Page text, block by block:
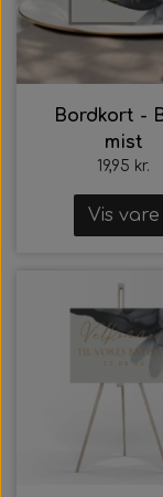
Bordkort -
mist
19,95 kr.
Vis vare